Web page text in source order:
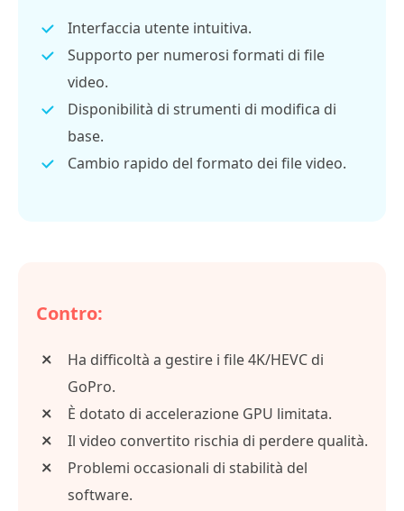
Interfaccia utente intuitiva.
Supporto per numerosi formati di file
video.
Disponibilità di strumenti di modifica di
base.
Cambio rapido del formato dei file video.
Contro:
Ha difficoltà a gestire i file 4K/HEVC di
GoPro.
È dotato di accelerazione GPU limitata.
Il video convertito rischia di perdere qualità.
Problemi occasionali di stabilità del
software.